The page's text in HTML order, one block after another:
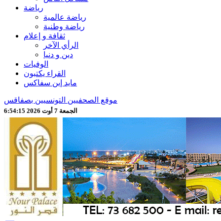
رياضة
رياضة عالمية
رياضة وطنية
ثقافة و إعلام
الرأي الآخر
دين و دنيا
الوفيات
القراء يكتبون
مايد إين سفاكس
موقع الصحفيين التونسيين بصفاقس
الجمعة 7 أوت 2026 6:54:17